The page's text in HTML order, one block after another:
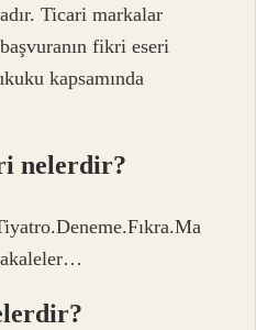
Ticari markalar
fikri eseri
kapsamında
nelerdir?